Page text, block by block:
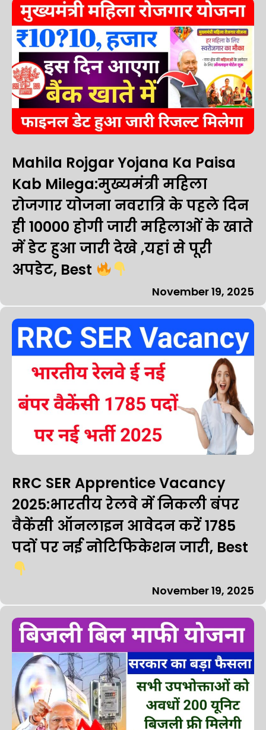
Mahila Rojgar Yojana Ka Paisa
Kab Milega:मुख्यमंत्री महिला
रोजगार योजना नवरात्रि के पहले दिन
ही ₹10000 होगी जारी महिलाओं के खाते
में डेट हुआ जारी देखे ,यहां से पूरी
अपडेट, Best
November 19, 2025
RRC SER Apprentice Vacancy
2025:भारतीय रेलवे में निकली बंपर
वैकेंसी ऑनलाइन आवेदन करें 1785
पदों पर नई नोटिफिकेशन जारी, Best
November 19, 2025